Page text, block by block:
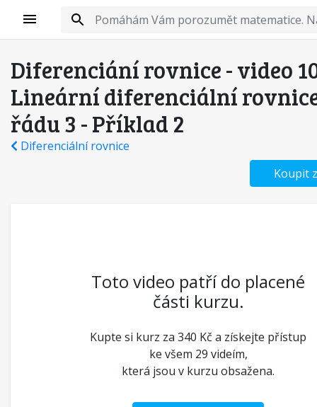
Diferenciání rovnice - video
Lineární diferenciální
řádu 3 - Příklad 2
Diferenciální rovnice
Koupit
Toto video patří do placené
části kurzu.
Kupte si kurz za 340 Kč a získejte přístup
ke všem 29 videím,
která jsou v kurzu obsažena.